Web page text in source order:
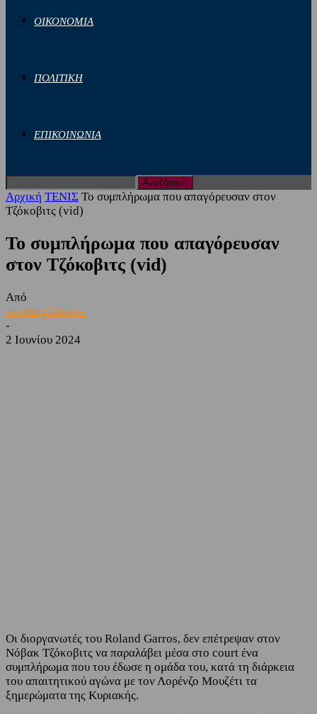
ΟΙΚΟΝΟΜΙΑ
ΠΟΛΙΤΙΚΗ
ΕΠΙΚΟΙΝΩΝΙΑ
Αρχική ΤΕΝΙΣ Το συμπλήρωμα που απαγόρευσαν στον
Τζόκοβιτς (vid)
Το συμπλήρωμα που απαγόρευσαν
στον Τζόκοβιτς (vid)
Από
sporting24news
-
2 Ιουνίου 2024
Οι διοργανωτές του Roland Garros, δεν επέτρεψαν στον
Νόβακ Τζόκοβιτς να παραλάβει μέσα στο court ένα
συμπλήρωμα που του έδωσε η ομάδα του, κατά τη διάρκεια
του απαιτητικού αγώνα με τον Λορένζο Μουζέτι τα
ξημερώματα της Κυριακής.